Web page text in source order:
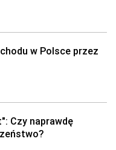
w Polsce przez
Czy naprawdę